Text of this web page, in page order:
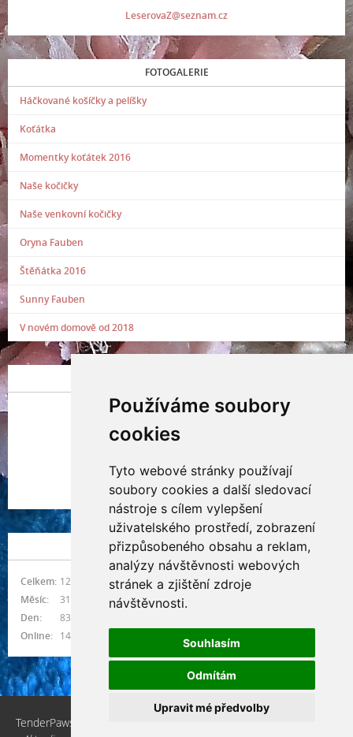
Používáme soubory
cookies
Tyto webové stránky používají
soubory cookies a další sledovací
nástroje s cílem vylepšení
uživatelského prostředí, zobrazení
přizpůsobeného obsahu a reklam,
analýzy návštěvnosti webových
stránek a zjištění zdroje
návštěvnosti.
Souhlasím
Odmítám
Upravit mé předvolby
LeserovaZ@seznam.cz
FOTOGALERIE
Háčkované košíčky a pelíšky
Koťátka
Momentky koťátek 2016
Naše kočičky
Naše venkovní kočičky
Oryna Fauben
Štěňátka 2016
Sunny Fauben
V novém domově od 2018
Indianna Ryve
Nostra, CZ
NÁVŠTĚVNOST
Online: 14
Celkem: 1216151
Měsíc:
31383
Den:
835
TenderPaws, CZ © 2026 eStránky.cz